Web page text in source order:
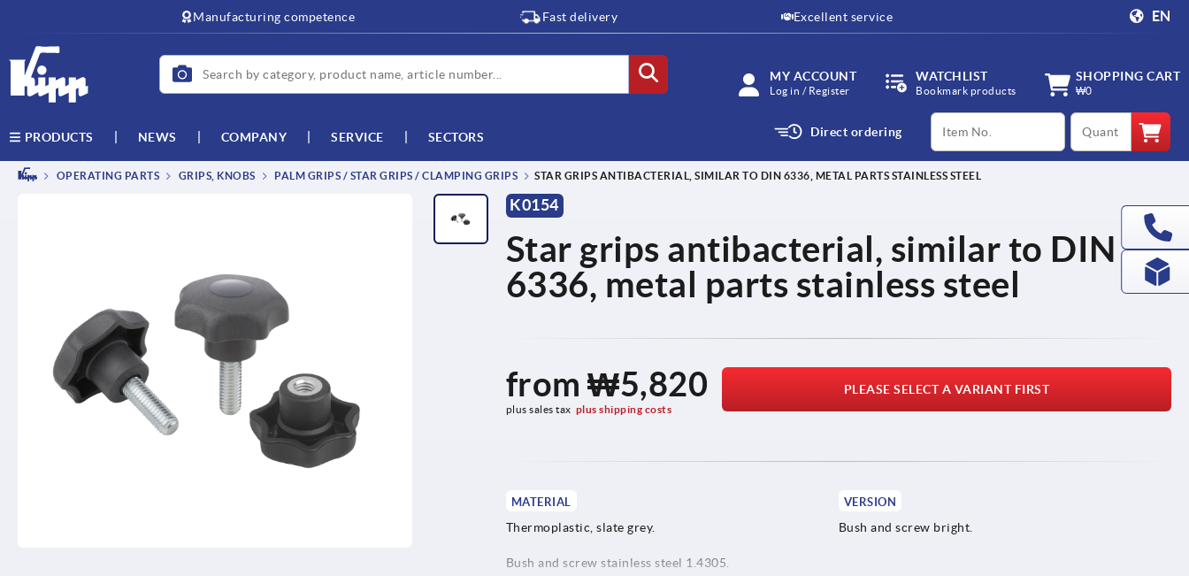
Manufacturing competence Fast delivery Excellent service EN
MY ACCOUNT
Log in / Register
WATCHLIST
Bookmark products
SHOPPING CART
₩0
PRODUCTS NEWS COMPANY SERVICE SECTORS Direct ordering
productCode qty
OPERATING PARTS GRIPS, KNOBS PALM GRIPS / STAR GRIPS / CLAMPING GRIPS STAR GRIPS ANTIBACTERIAL, SIMILAR TO DIN 6336, METAL PARTS STAINLESS STEEL
K0154
Star grips antibacterial, similar to DIN
6336, metal parts stainless steel
from₩5,820
plus sales tax plus shipping costs
PLEASE SELECT A VARIANT FIRST
MATERIAL
Thermoplastic, slate grey.
Bush and screw stainless steel 1.4305.
VERSION
Bush and screw bright.